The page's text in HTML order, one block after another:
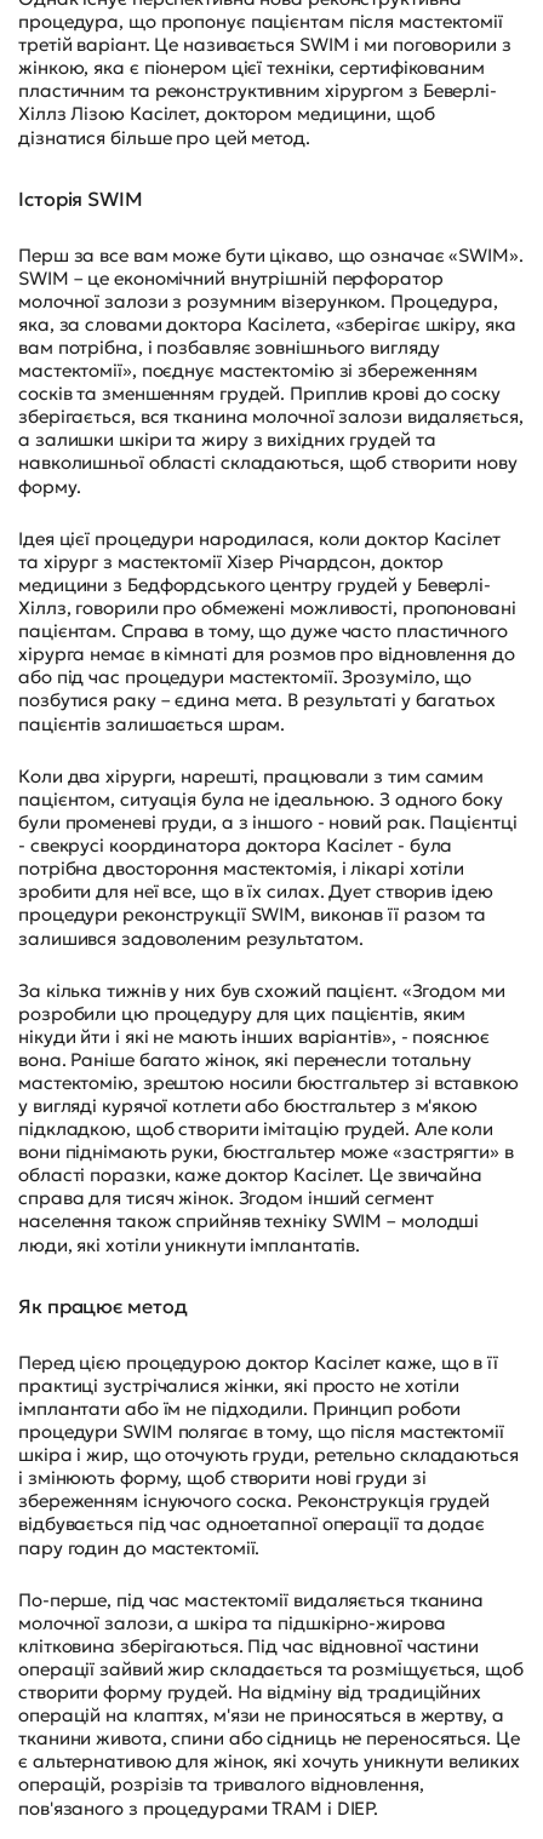
процедура, що пропонує пацієнтам після мастектомії
третій варіант. Це називається SWIM і ми поговорили з
жінкою, яка є піонером цієї техніки, сертифікованим
пластичним та реконструктивним хірургом з Беверлі-
Хіллз Лізою Касілет, доктором медицини, щоб
дізнатися більше про цей метод.
Історія SWIM
Перш за все вам може бути цікаво, що означає «SWIM».
SWIM – це економічний внутрішній перфоратор
молочної залози з розумним візерунком. Процедура,
яка, за словами доктора Касілета, «зберігає шкіру, яка
вам потрібна, і позбавляє зовнішнього вигляду
мастектомії», поєднує мастектомію зі збереженням
сосків та зменшенням грудей. Приплив крові до соску
зберігається, вся тканина молочної залози видаляється,
а залишки шкіри та жиру з вихідних грудей та
навколишньої області складаються, щоб створити нову
форму.
Ідея цієї процедури народилася, коли доктор Касілет
та хірург з мастектомії Хізер Річардсон, доктор
медицини з Бедфордського центру грудей у Беверлі-
Хіллз, говорили про обмежені можливості, пропоновані
пацієнтам. Справа в тому, що дуже часто пластичного
хірурга немає в кімнаті для розмов про відновлення до
або під час процедури мастектомії. Зрозуміло, що
позбутися раку – єдина мета. В результаті у багатьох
пацієнтів залишається шрам.
Коли два хірурги, нарешті, працювали з тим самим
пацієнтом, ситуація була не ідеальною. З одного боку
були променеві груди, а з іншого - новий рак. Пацієнтці
- свекрусі координатора доктора Касілет - була
потрібна двостороння мастектомія, і лікарі хотіли
зробити для неї все, що в їх силах. Дует створив ідею
процедури реконструкції SWIM, виконав її разом та
залишився задоволеним результатом.
За кілька тижнів у них був схожий пацієнт. «Згодом ми
розробили цю процедуру для цих пацієнтів, яким
нікуди йти і які не мають інших варіантів», - пояснює
вона. Раніше багато жінок, які перенесли тотальну
мастектомію, зрештою носили бюстгальтер зі вставкою
у вигляді курячої котлети або бюстгальтер з м'якою
підкладкою, щоб створити імітацію грудей. Але коли
вони піднімають руки, бюстгальтер може «застрягти» в
області поразки, каже доктор Касілет. Це звичайна
справа для тисяч жінок. Згодом інший сегмент
населення також сприйняв техніку SWIM – молодші
люди, які хотіли уникнути імплантатів.
Як працює метод
Перед цією процедурою доктор Касілет каже, що в її
практиці зустрічалися жінки, які просто не хотіли
імплантати або їм не підходили. Принцип роботи
процедури SWIM полягає в тому, що після мастектомії
шкіра і жир, що оточують груди, ретельно складаються
і змінюють форму, щоб створити нові груди зі
збереженням існуючого соска. Реконструкція грудей
відбувається під час одноетапної операції та додає
пару годин до мастектомії.
По-перше, під час мастектомії видаляється тканина
молочної залози, а шкіра та підшкірно-жирова
клітковина зберігаються. Під час відновної частини
операції зайвий жир складається та розміщується, щоб
створити форму грудей. На відміну від традиційних
операцій на клаптях, м'язи не приносяться в жертву, а
тканини живота, спини або сідниць не переносяться. Це
є альтернативою для жінок, які хочуть уникнути великих
операцій, розрізів та тривалого відновлення,
пов'язаного з процедурами TRAM і DIEP.